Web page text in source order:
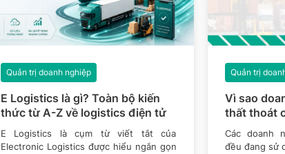
E Logistics là gì? Toàn bộ kiến
thức từ A-Z về logistics điện tử
Quản trị doanh nghiệp
E Logistics là cụm từ viết tắt của
Electronic Logistics được hiểu ngắn gọn
Vì sao
thất thoát
mềm quản
Quản trị
Các doanh
đều đang sử